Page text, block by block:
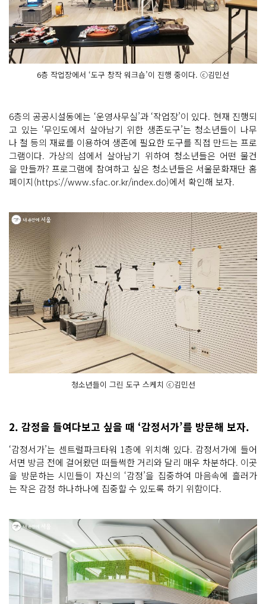
6층 작업장에서 ‘도구 창작 워크숍’이 진행 중이다. ⓒ김민선
6층의 공공시설동에는 ‘운영사무실’과 ‘작업장’이 있다. 현재 진행되
고 있는 ‘무인도에서 살아남기 위한 생존도구’는 청소년들이 나무
나 철 등의 재료를 이용하여 생존에 필요한 도구를 직접 만드는 프로
그램이다. 가상의 섬에서 살아남기 위하여 청소년들은 어떤 물건
을 만들까? 프로그램에 참여하고 싶은 청소년들은 서울문화재단 홈
페이지(https://www.sfac.or.kr/index.do)에서 확인해 보자.
청소년들이 그린 도구 스케치 ⓒ김민선
2. 감정을 들여다보고 싶을 때 ‘감정서가’를 방문해 보자.
‘감정서가’는 센트럴파크타워 1층에 위치해 있다. 감정서가에 들어
서면 방금 전에 걸어왔던 떠들썩한 거리와 달리 매우 차분하다. 이곳
을 방문하는 시민들이 자신의 ‘감정’을 집중하여 마음속에 흘러가
는 작은 감정 하나하나에 집중할 수 있도록 하기 위함이다.